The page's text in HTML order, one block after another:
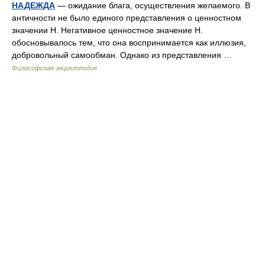
НАДЕЖДА — ожидание блага, осуществления желаемого. В
античности не было единого представления о ценностном
значении Н. Негативное ценностное значение Н.
обосновывалось тем, что она воспринимается как иллюзия,
добровольный самообман. Однако из представления …
Философская энциклопедия